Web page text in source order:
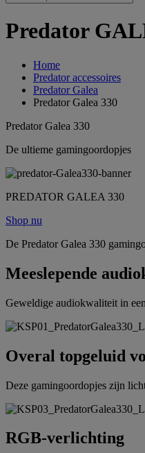
Predator
Home
Predator accessoires
Predator Galea
Predator Galea 330
Predator Galea 330
De ultieme gamingoordopjes
PREDATOR GALEA 330
Shop nu
De Predator Galea 330
Meeslepende
Geweldige audiokwaliteit in
Overal topgeluid
Deze gamingoordopjes zijn
RGB-verlichting